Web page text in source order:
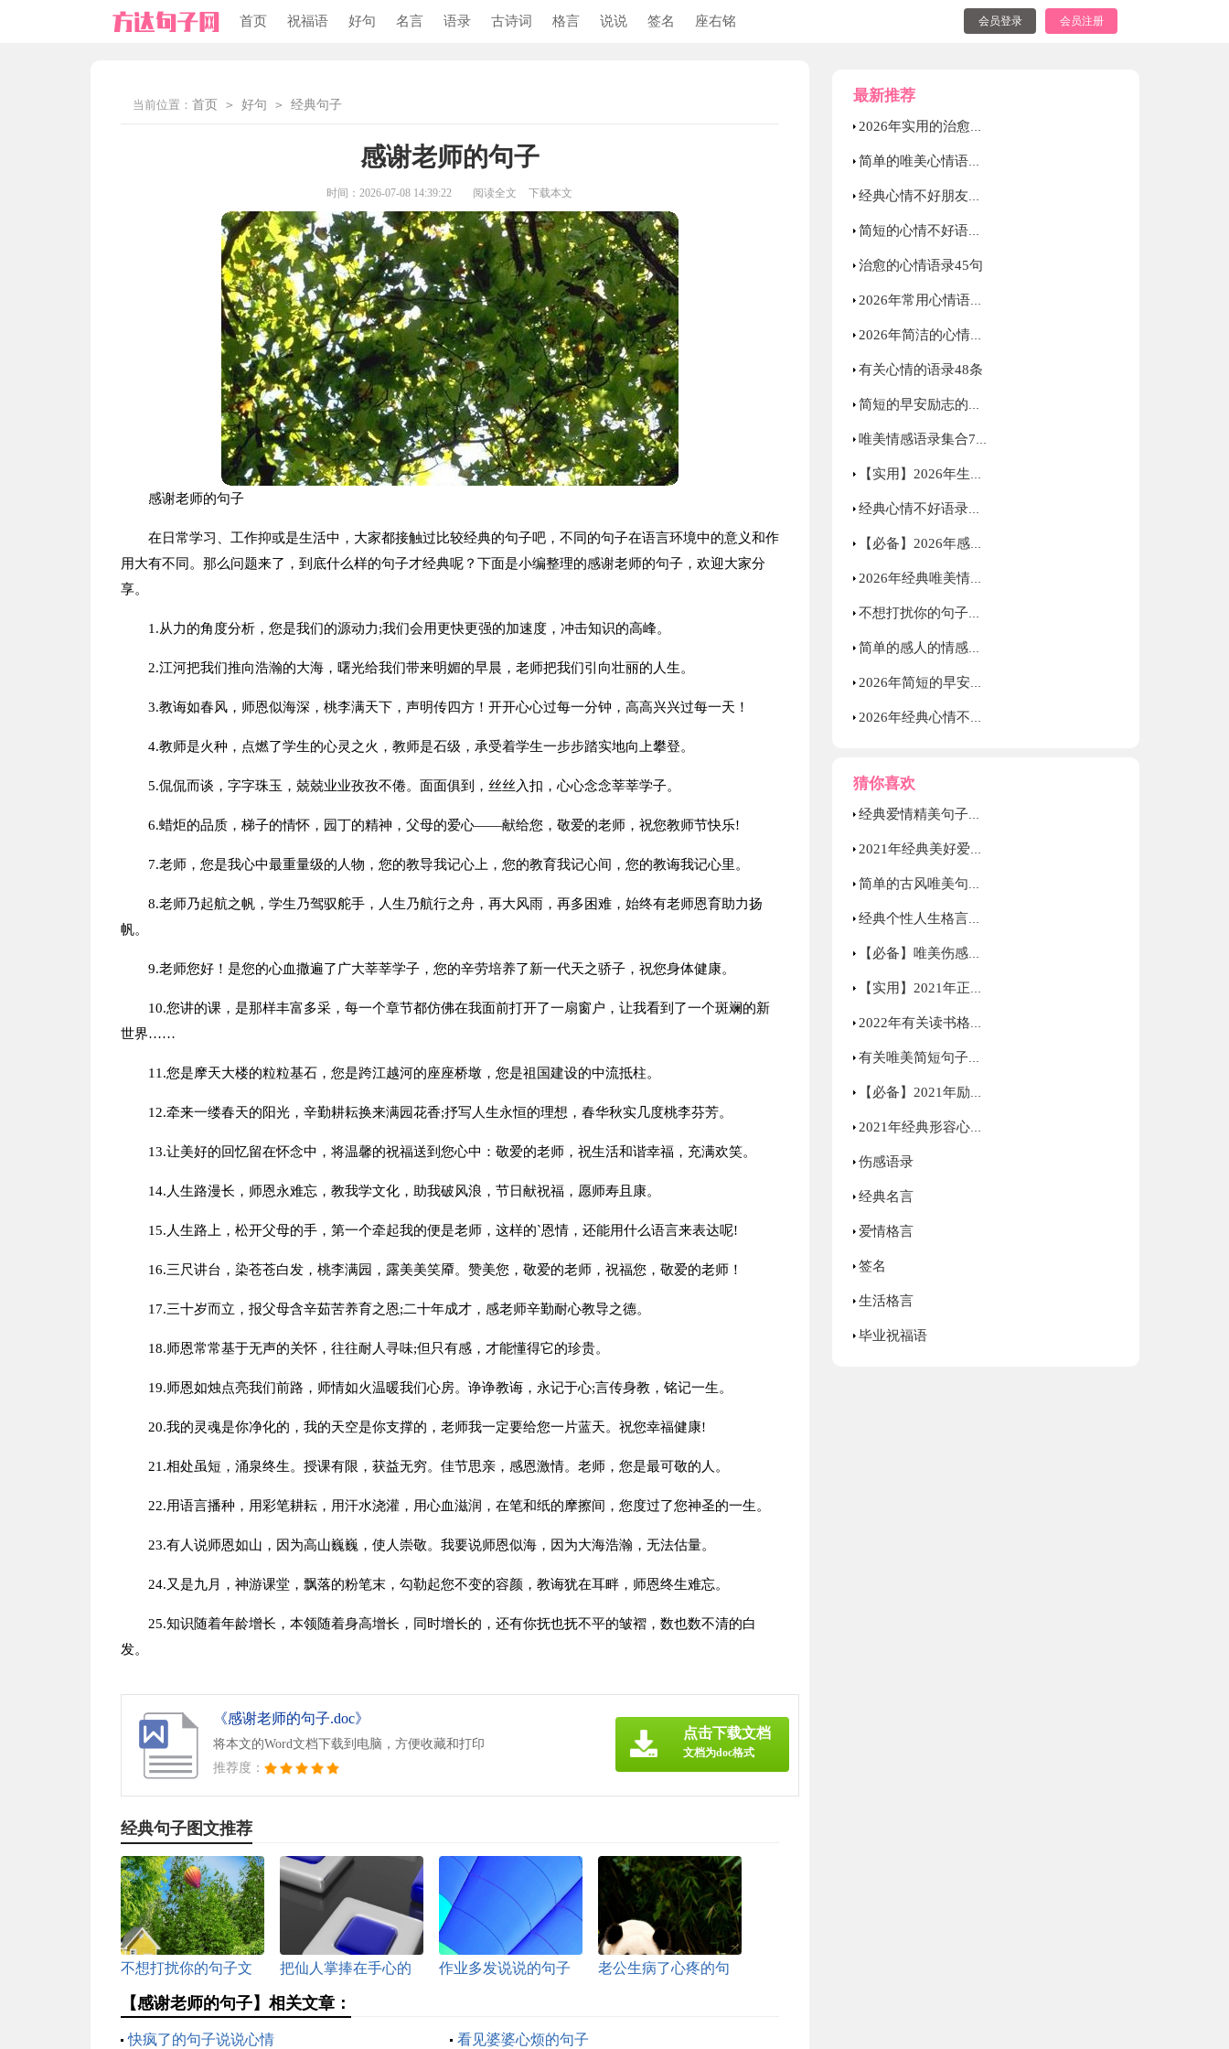
首页 祝福语 好句 名言 语录 古诗词 格言 说说 签名 座右铭 会员登录 会员注册
当前位置： 首页 > 好句 > 经典句子
感谢老师的句子
时间：2026-07-08 14:39:22 阅读全文 下载本文
感谢老师的句子
在日常学习、工作抑或是生活中，大家都接触过比较经典的句子吧，不同的句子在语言环境中的意义和作
用大有不同。那么问题来了，到底什么样的句子才经典呢？下面是小编整理的感谢老师的句子，欢迎大家分
享。
1.从力的角度分析，您是我们的源动力;我们会用更快更强的加速度，冲击知识的高峰。
2.江河把我们推向浩瀚的大海，曙光给我们带来明媚的早晨，老师把我们引向壮丽的人生。
3.教诲如春风，师恩似海深，桃李满天下，声明传四方！开开心心过每一分钟，高高兴兴过每一天！
4.教师是火种，点燃了学生的心灵之火，教师是石级，承受着学生一步步踏实地向上攀登。
5.侃侃而谈，字字珠玉，兢兢业业孜孜不倦。面面俱到，丝丝入扣，心心念念莘莘学子。
6.蜡炬的品质，梯子的情怀，园丁的精神，父母的爱心——献给您，敬爱的老师，祝您教师节快乐!
7.老师，您是我心中最重量级的人物，您的教导我记心上，您的教育我记心间，您的教诲我记心里。
8.老师乃起航之帆，学生乃驾驭舵手，人生乃航行之舟，再大风雨，再多困难，始终有老师恩育助力扬
帆。
9.老师您好！是您的心血撒遍了广大莘莘学子，您的辛劳培养了新一代天之骄子，祝您身体健康。
10.您讲的课，是那样丰富多采，每一个章节都仿佛在我面前打开了一扇窗户，让我看到了一个斑斓的新
世界……
11.您是摩天大楼的粒粒基石，您是跨江越河的座座桥墩，您是祖国建设的中流抵柱。
12.牵来一缕春天的阳光，辛勤耕耘换来满园花香;抒写人生永恒的理想，春华秋实几度桃李芬芳。
13.让美好的回忆留在怀念中，将温馨的祝福送到您心中：敬爱的老师，祝生活和谐幸福，充满欢笑。
14.人生路漫长，师恩永难忘，教我学文化，助我破风浪，节日献祝福，愿师寿且康。
15.人生路上，松开父母的手，第一个牵起我的便是老师，这样的`恩情，还能用什么语言来表达呢!
16.三尺讲台，染苍苍白发，桃李满园，露美美笑厣。赞美您，敬爱的老师，祝福您，敬爱的老师！
17.三十岁而立，报父母含辛茹苦养育之恩;二十年成才，感老师辛勤耐心教导之德。
18.师恩常常基于无声的关怀，往往耐人寻味;但只有感，才能懂得它的珍贵。
19.师恩如烛点亮我们前路，师情如火温暖我们心房。诤诤教诲，永记于心;言传身教，铭记一生。
20.我的灵魂是你净化的，我的天空是你支撑的，老师我一定要给您一片蓝天。祝您幸福健康!
21.相处虽短，涌泉终生。授课有限，获益无穷。佳节思亲，感恩激情。老师，您是最可敬的人。
22.用语言播种，用彩笔耕耘，用汗水浇灌，用心血滋润，在笔和纸的摩擦间，您度过了您神圣的一生。
23.有人说师恩如山，因为高山巍巍，使人崇敬。我要说师恩似海，因为大海浩瀚，无法估量。
24.又是九月，神游课堂，飘落的粉笔末，勾勒起您不变的容颜，教诲犹在耳畔，师恩终生难忘。
25.知识随着年龄增长，本领随着身高增长，同时增长的，还有你抚也抚不平的皱褶，数也数不清的白
发。
《感谢老师的句子.doc》
将本文的Word文档下载到电脑，方便收藏和打印
推荐度：
点击下载文档
文档为doc格式
经典句子图文推荐
不想打扰你的句子文
案摘抄
把仙人掌捧在手心的
句子
作业多发说说的句子
老公生病了心疼的句
【感谢老师的句子】相关文章：
快疯了的句子说说心情 看见婆婆心烦的句子
最新推荐
2026年实用的治愈的心情语录锦集56条
简单的唯美心情语录锦集38句
经典心情不好朋友圈语录句子（精选40句）
简短的心情不好语录大集合63句
治愈的心情语录45句
2026年常用心情语录38条
2026年简洁的心情不好语录39句
有关心情的语录48条
简短的早安励志的语录集合89句
唯美情感语录集合77条
【实用】2026年生活励志语录集锦33条
经典心情不好语录大集合64句
【必备】2026年感人的情感语录集合56条
2026年经典唯美情感语录大合集64条
不想打扰你的句子文案摘抄
简单的感人的情感语录30句
2026年简短的早安励志的语录汇总78句
2026年经典心情不好语录28条
猜你喜欢
经典爱情精美句子集合36条
2021年经典美好爱情句子汇编75句
简单的古风唯美句子集锦66条
经典个性人生格言合集90条
【必备】唯美伤感语录合集70条
【实用】2021年正能量励志句子汇编59句
2022年有关读书格言34句
有关唯美简短句子集锦85句
【必备】2021年励志感悟句子48条
2021年经典形容心情低落的句子集锦50句
伤感语录
经典名言
爱情格言
签名
生活格言
毕业祝福语